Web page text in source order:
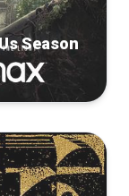
Season